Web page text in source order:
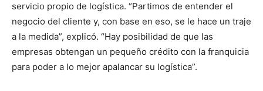
servicio propio de logística. “Partimos de entender el
negocio del cliente y, con base en eso, se le hace un traje
a la medida”, explicó. “Hay posibilidad de que las
empresas obtengan un pequeño crédito con la franquicia
para poder a lo mejor apalancar su logística”.